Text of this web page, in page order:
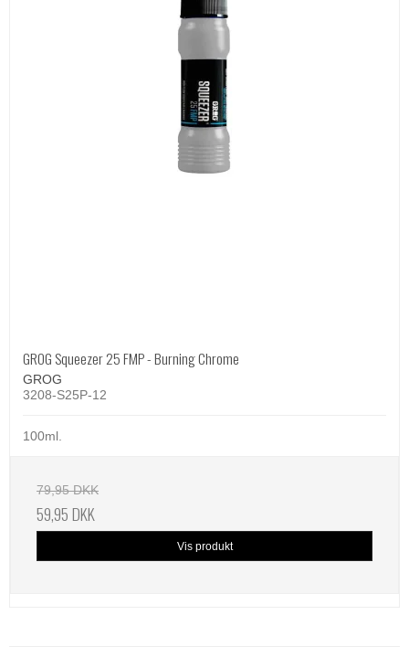
GROG Squeezer 25 FMP - Burning Chrome
GROG
3208-S25P-12
100ml.
79,95 DKK
59,95 DKK
Vis produkt